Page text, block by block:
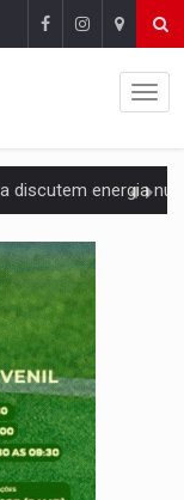
deixa quatro mortos e um em
nacional com participação de
de chuvas isoladas nesta
Geral delibera greve da educação
abre oficina de Comunicação com
e promove reflexão sobre trajetória da
até o fim do ano para